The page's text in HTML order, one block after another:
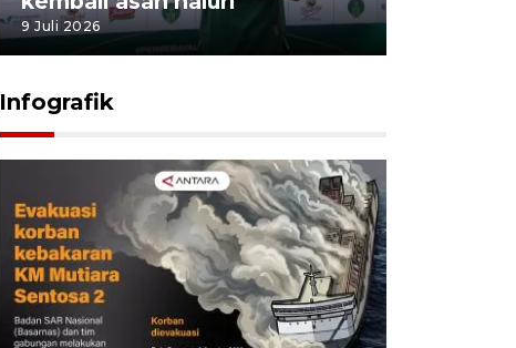
9 Juli 2026
Infografik